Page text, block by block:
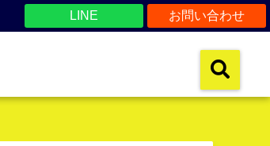
お問い合わせ
LINE